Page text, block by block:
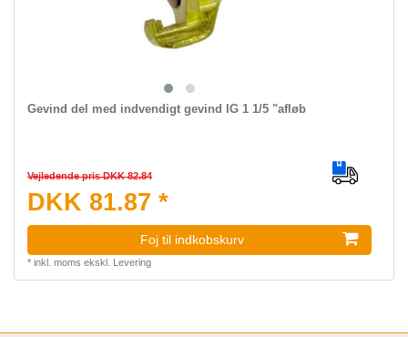
Gevind del med indvendigt gevind IG 1 1/5 "afløb
Vejledende pris DKK 82.84
DKK 81.87 *
Foj til indkobskurv
* inkl. moms ekskl. Levering